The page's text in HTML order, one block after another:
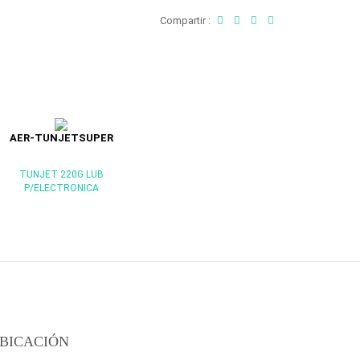
Compartir :
AER-TUNJETSUPER
TUNJET 220G LUB
P/ELECTRONICA